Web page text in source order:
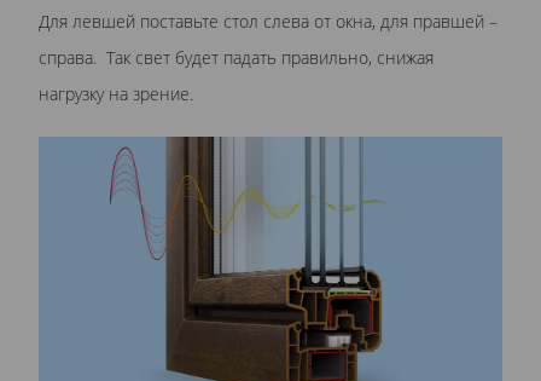
Для левшей поставьте стол слева от окна, для правшей –
справа. Так свет будет падать правильно, снижая
нагрузку на зрение.